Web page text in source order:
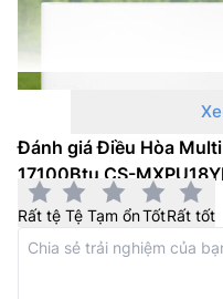
Công nghệ Nanoe X
Dàn lạnhđiều hòa multi
Đánh giá Điều Hòa
17100Btu CS-
Rất tệ Tệ Tạm ổnTốtRất tốt